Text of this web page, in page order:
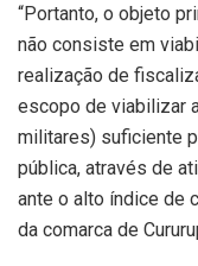
“Portanto, o objeto
não consiste em
realização de
escopo de viabilizar
militares) suficiente
pública, através de
ante o alto índice de
da comarca de